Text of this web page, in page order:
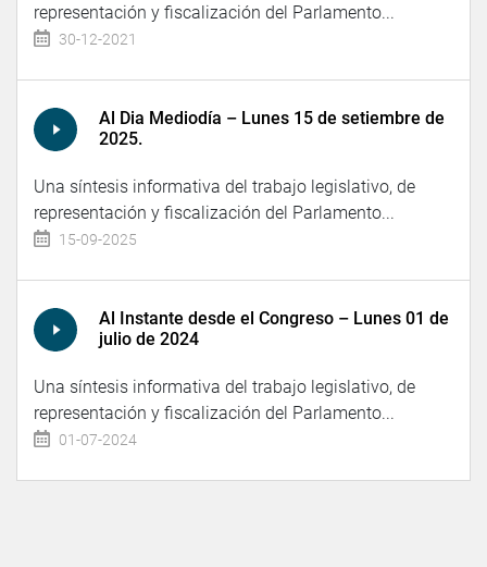
representación y fiscalización del Parlamento...
30-12-2021
Al Dia Mediodía – Lunes 15 de setiembre de
2025.
Una síntesis informativa del trabajo legislativo, de
representación y fiscalización del Parlamento...
15-09-2025
Al Instante desde el Congreso – Lunes 01 de
julio de 2024
Una síntesis informativa del trabajo legislativo, de
representación y fiscalización del Parlamento...
01-07-2024